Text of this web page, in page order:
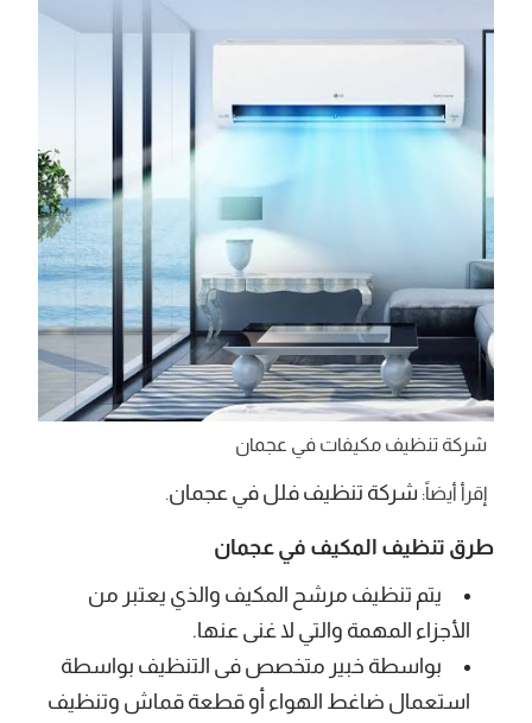
شركة تنظيف مكيفات في عجمان
إقرأ أيضاً: شركة تنظيف فلل في عجمان.
طرق تنظيف المكيف في عجمان
يتم تنظيف مرشح المكيف والذي يعتبر من
الأجزاء المهمة والتي لا غنى عنها.
بواسطة خبير متخصص فى التنظيف بواسطة
استعمال ضاغط الهواء أو قطعة قماش وتنظيف